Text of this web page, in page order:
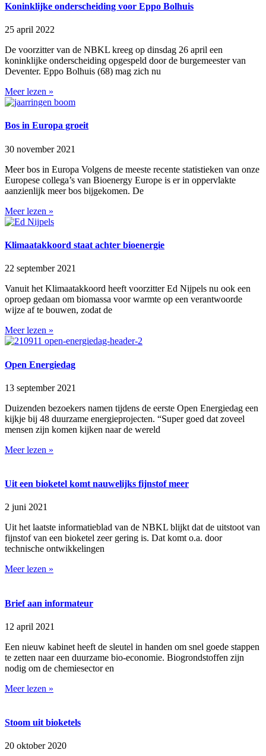
Koninklijke onderscheiding voor Eppo Bolhuis
25 april 2022
De voorzitter van de NBKL kreeg op dinsdag 26 april een
koninklijke onderscheiding opgespeld door de burgemeester van
Deventer. Eppo Bolhuis (68) mag zich nu
Meer lezen »
Bos in Europa groeit
30 november 2021
Meer bos in Europa Volgens de meeste recente statistieken van onze
Europese collega’s van Bioenergy Europe is er in oppervlakte
aanzienlijk meer bos bijgekomen. De
Meer lezen »
Klimaatakkoord staat achter bioenergie
22 september 2021
Vanuit het Klimaatakkoord heeft voorzitter Ed Nijpels nu ook een
oproep gedaan om biomassa voor warmte op een verantwoorde
wijze af te bouwen, zodat de
Meer lezen »
Open Energiedag
13 september 2021
Duizenden bezoekers namen tijdens de eerste Open Energiedag een
kijkje bij 48 duurzame energieprojecten. “Super goed dat zoveel
mensen zijn komen kijken naar de wereld
Meer lezen »
Uit een bioketel komt nauwelijks fijnstof meer
2 juni 2021
Uit het laatste informatieblad van de NBKL blijkt dat de uitstoot van
fijnstof van een bioketel zeer gering is. Dat komt o.a. door
technische ontwikkelingen
Meer lezen »
Brief aan informateur
12 april 2021
Een nieuw kabinet heeft de sleutel in handen om snel goede stappen
te zetten naar een duurzame bio-economie. Biogrondstoffen zijn
nodig om de chemiesector en
Meer lezen »
Stoom uit bioketels
20 oktober 2020